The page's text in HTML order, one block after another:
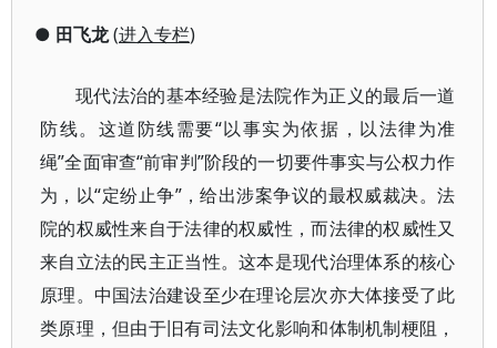
● 田飞龙(进入专栏)
现代法治的基本经验是法院作为正义的最后一道
防线。这道防线需要“以事实为依据，以法律为准
绳”全面审查“前审判”阶段的一切要件事实与公权力作
为，以“定纷止争”，给出涉案争议的最权威裁决。法
院的权威性来自于法律的权威性，而法律的权威性又
来自立法的民主正当性。这本是现代治理体系的核心
原理。中国法治建设至少在理论层次亦大体接受了此
类原理，但由于旧有司法文化影响和体制机制梗阻，